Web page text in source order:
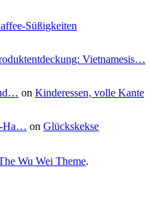
Süßigkeiten
Vietnamesis…
on Kinderessen, volle Kante
Ha… on Glückskekse
Wu Wei Theme.